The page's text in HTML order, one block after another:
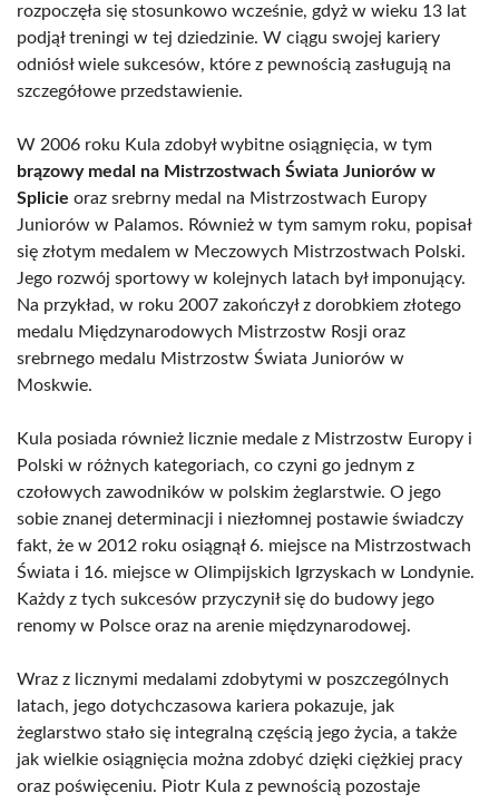
rozpoczęła się stosunkowo wcześnie, gdyż w wieku 13 lat
podjął treningi w tej dziedzinie. W ciągu swojej kariery
odniósł wiele sukcesów, które z pewnością zasługują na
szczegółowe przedstawienie.
W 2006 roku Kula zdobył wybitne osiągnięcia, w tym
brązowy medal na Mistrzostwach Świata Juniorów w
Splicie oraz srebrny medal na Mistrzostwach Europy
Juniorów w Palamos. Również w tym samym roku, popisał
się złotym medalem w Meczowych Mistrzostwach Polski.
Jego rozwój sportowy w kolejnych latach był imponujący.
Na przykład, w roku 2007 zakończył z dorobkiem złotego
medalu Międzynarodowych Mistrzostw Rosji oraz
srebrnego medalu Mistrzostw Świata Juniorów w
Moskwie.
Kula posiada również licznie medale z Mistrzostw Europy i
Polski w różnych kategoriach, co czyni go jednym z
czołowych zawodników w polskim żeglarstwie. O jego
sobie znanej determinacji i niezłomnej postawie świadczy
fakt, że w 2012 roku osiągnął 6. miejsce na Mistrzostwach
Świata i 16. miejsce w Olimpijskich Igrzyskach w Londynie.
Każdy z tych sukcesów przyczynił się do budowy jego
renomy w Polsce oraz na arenie międzynarodowej.
Wraz z licznymi medalami zdobytymi w poszczególnych
latach, jego dotychczasowa kariera pokazuje, jak
żeglarstwo stało się integralną częścią jego życia, a także
jak wielkie osiągnięcia można zdobyć dzięki ciężkiej pracy
oraz poświęceniu. Piotr Kula z pewnością pozostaje